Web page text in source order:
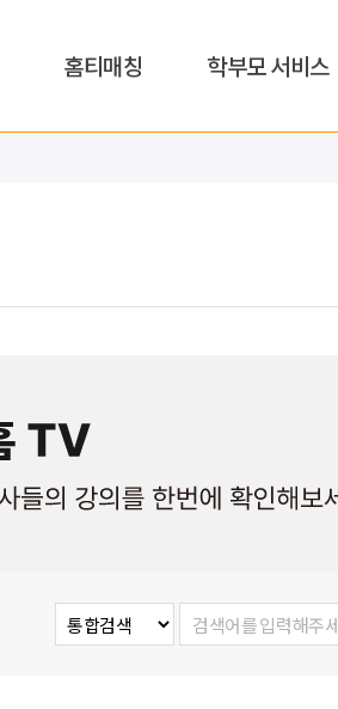
홈티매칭 학부모 서비스